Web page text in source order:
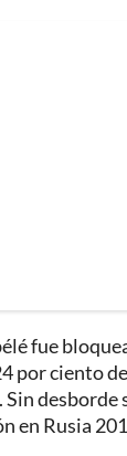
fue
por ciento
en Rusia